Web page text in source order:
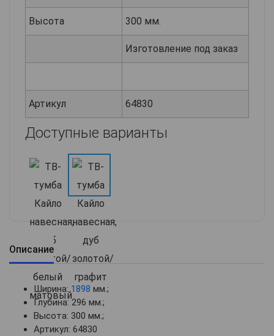
Высота 300 мм.
Изготовление под заказ
Артикул 64830
Доступные варианты
Описание
Ширина: 1898 мм.;
Глубина: 296 мм.;
Высота: 300 мм.;
Артикул: 64830